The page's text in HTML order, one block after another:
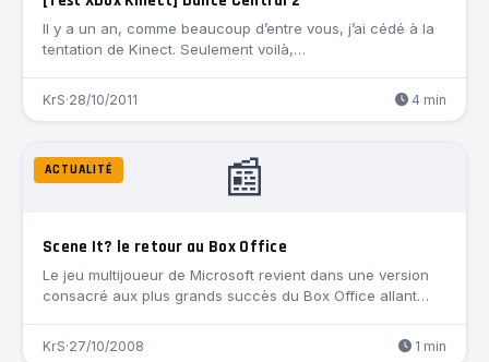
Il y a un an, comme beaucoup d’entre vous, j’ai cédé à la
tentation de Kinect. Seulement voilà,…
KrS·28/10/2011 4 min
📰
ACTUALITÉ
Scene It? le retour au Box Office
Le jeu multijoueur de Microsoft revient dans une version
consacré aux plus grands succès du Box Office allant…
KrS·27/10/2008 1 min